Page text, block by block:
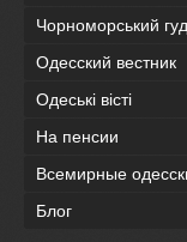
Чорноморський
Одесский вестник
Одеськi вiстi
На пенсии
Всемирные
Блог